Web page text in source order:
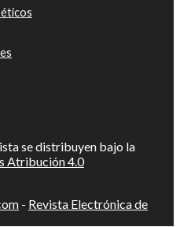
se distribuyen bajo la
Atribución 4.0
- Revista Electrónica de